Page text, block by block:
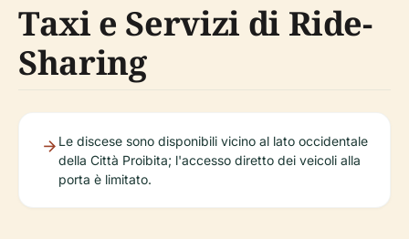
Taxi e Servizi di Ride-
Sharing
Le discese sono disponibili vicino al lato occidentale
della Città Proibita; l'accesso diretto dei veicoli alla
porta è limitato.